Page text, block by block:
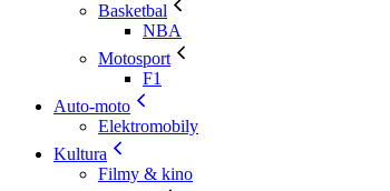
Basketbal
NBA
Motosport
F1
Auto-moto
Elektromobily
Kultura
Filmy & kino